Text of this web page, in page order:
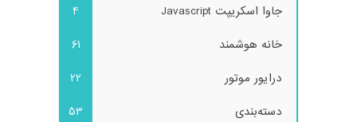
جاوا اسکریپت Javascript
4
خانه هوشمند
61
درایور موتور
22
دسته‌بندی
53